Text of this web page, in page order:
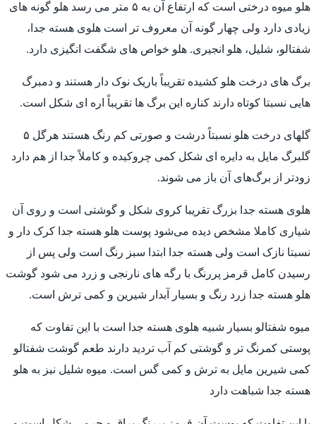
هلو میوه درختی است که ارتفاع آن به ۵ متر می رسد هلو گونه های
زیادی دارد ولی چهار گونه آن معروف تر است هلوی هسته جدا،
شفتالو، شلیل، هلو انجیری. هلو خواص های شگفت انگیزی دارد.
برگ های درخت هلو کشیده تقریباً باریک نوک دار هستند و دمبرگ
هایی نسبتا کوتاه دارند کناره این برگ ها تقریباً اره ای شکل است.
گلهای درخت هلو نسبتاً درشت و صورتی کم رنگ هستند هرگل ۵
گلبرگ مایل به دایره ای شکل کمی چروکیده و کاملاً جدا از هم دارد
زودتر از برگ‌های آن باز می شوند.
هلوی هسته جدا بزرگ تقریبا کروی شکل و گوشتی است و روی آن
شیاری کاملا مشخص دیده می‌شود پوست هلو هسته جدا کرک دار و
نسبتا نازک است ولی هسته جدا ابتدا سبز رنگ است ولی پس از
رسیدن کامل قرمز پررنگ با رگه های نارنجی و زرد می شود گوشت
هلو هسته جدا زرد رنگ و بسیار آبدار شیرین و کمی ترش است.
میوه شفتالو بسیار شبیه هلوی هسته جدا است با این تفاوت که
پوستی کمرنگ تر و گوشتی کم آب تردید دارند طعم گوشت شفتالو
کمی شیرین مایل به ترش و کمی گس است. میوه شلیل نیز به هلو
هسته جدا شباهت دارد